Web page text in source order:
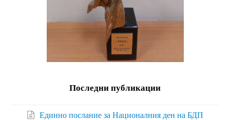
Последни публикации
Единно послание за Националния ден на БДП